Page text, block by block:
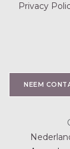
Privacy
NEEM